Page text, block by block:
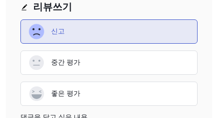
리뷰쓰기
신고
중간 평가
좋은 평가